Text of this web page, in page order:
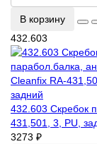
В корзину
432.603
432.603 Скребок
431,501, 3, PU,
3273 ₽